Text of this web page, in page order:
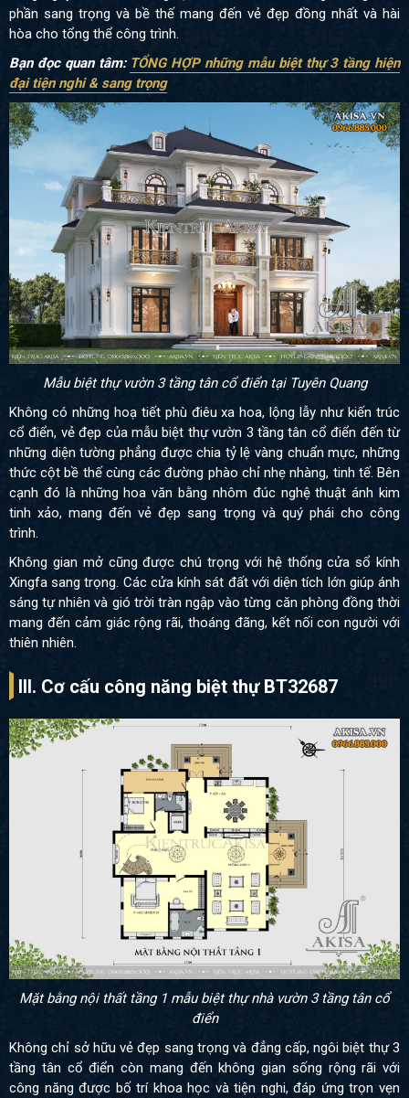
phần sang trọng và bề thế mang đến vẻ đẹp đồng nhất và hài
hòa cho tổng thể công trình.
Bạn đọc quan tâm: TỔNG HỢP những mẫu biệt thự 3 tầng hiện
đại tiện nghi & sang trọng
Mẫu biệt thự vườn 3 tầng tân cổ điển tại Tuyên Quang
Không có những hoạ tiết phù điêu xa hoa, lộng lẫy như kiến trúc
cổ điển, vẻ đẹp của mẫu biệt thự vườn 3 tầng tân cổ điển đến từ
những diện tường phẳng được chia tỷ lệ vàng chuẩn mực, những
thức cột bề thế cùng các đường phào chỉ nhẹ nhàng, tinh tế. Bên
cạnh đó là những hoa văn bằng nhôm đúc nghệ thuật ánh kim
tinh xảo, mang đến vẻ đẹp sang trọng và quý phái cho công
trình.
Không gian mở cũng được chú trọng với hệ thống cửa sổ kính
Xingfa sang trọng. Các cửa kính sát đất với diện tích lớn giúp ánh
sáng tự nhiên và gió trời tràn ngập vào từng căn phòng đồng thời
mang đến cảm giác rộng rãi, thoáng đãng, kết nối con người với
thiên nhiên.
III. Cơ cấu công năng biệt thự BT32687
Mặt bằng nội thất tầng 1 mẫu biệt thự nhà vườn 3 tầng tân cổ
điển
Không chỉ sở hữu vẻ đẹp sang trọng và đẳng cấp, ngôi biệt thự 3
tầng tân cổ điển còn mang đến không gian sống rộng rãi với
công năng được bố trí khoa học và tiện nghi, đáp ứng trọn vẹn